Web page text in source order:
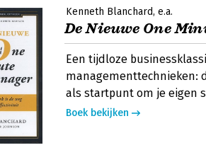
Kenneth Blanchard e.a.
De Nieuwe One
Een tijdloze
managementtechnieken:
als startpunt om je eigen
Boek bekijken